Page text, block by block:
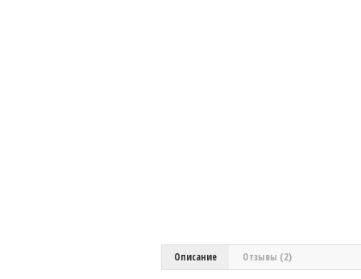
Описание Отзывы (2)